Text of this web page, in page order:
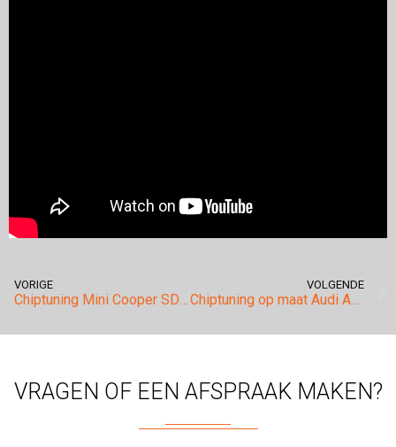
VORIGE
Chiptuning Mini Cooper SD F55/F56.
VOLGENDE
Chiptuning op maat Audi A1 25TFSI en 30TFSI.
VRAGEN OF EEN AFSPRAAK MAKEN?